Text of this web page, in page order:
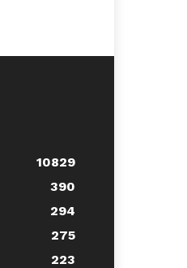
10829
390
294
275
223